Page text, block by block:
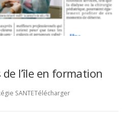
de l’île en formation
SANTETélécharger